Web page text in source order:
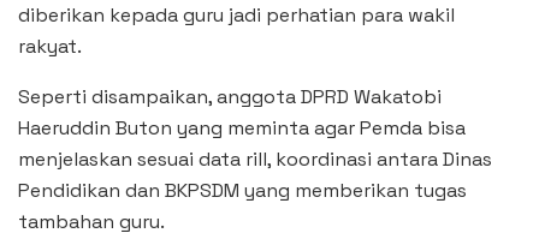
diberikan kepada guru jadi perhatian para wakil
rakyat.
Seperti disampaikan, anggota DPRD Wakatobi
Haeruddin Buton yang meminta agar Pemda bisa
menjelaskan sesuai data rill, koordinasi antara Dinas
Pendidikan dan BKPSDM yang memberikan tugas
tambahan guru.